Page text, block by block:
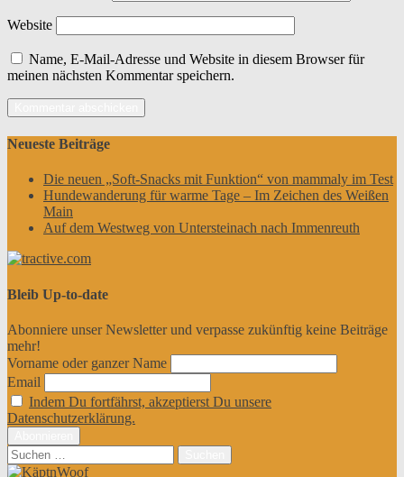
Website
Name, E-Mail-Adresse und Website in diesem Browser für
meinen nächsten Kommentar speichern.
Neueste Beiträge
Die neuen „Soft-Snacks mit Funktion“ von mammaly im Test
Hundewanderung für warme Tage – Im Zeichen des Weißen
Main
Auf dem Westweg von Untersteinach nach Immenreuth
Bleib Up-to-date
Abonniere unser Newsletter und verpasse zukünftig keine Beiträge
mehr!
Vorname oder ganzer Name
Email
Indem Du fortfährst, akzeptierst Du unsere
Datenschutzerklärung.
Suchen
nach: